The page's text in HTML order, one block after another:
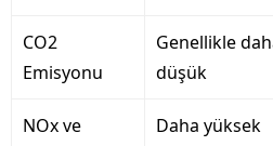
CO2
Emisyonu
Genellikle
düşük
NOx ve
Daha yüksek